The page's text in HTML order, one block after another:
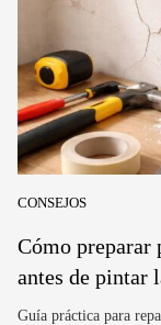
CONSEJOS
Cómo preparar
antes de pintar
Guía práctica para